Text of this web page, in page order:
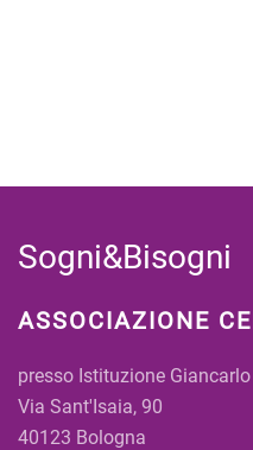
Sogni&Bisogni
ASSOCIAZIONE
presso Istituzione
Via Sant'Isaia, 90
40123 Bologna